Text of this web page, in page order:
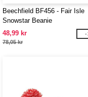
Beechfield BF456 - Fair Isle
Snowstar Beanie
48,99 kr
78,05 kr
-